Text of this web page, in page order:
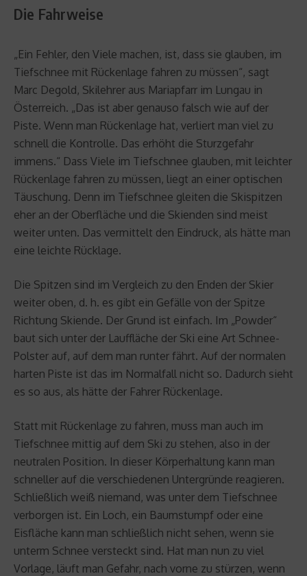
Die Fahrweise
„Ein Fehler, den Viele machen, ist, dass sie glauben, im
Tiefschnee mit Rückenlage fahren zu müssen“, sagt
Marc Degold, Skilehrer aus Mariapfarr im Lungau in
Österreich. „Das ist aber genauso falsch wie auf der
Piste. Wenn man Rückenlage hat, verliert man viel zu
schnell die Kontrolle. Das erhöht die Sturzgefahr
immens.“ Dass Viele im Tiefschnee glauben, mit leichter
Rückenlage fahren zu müssen, liegt an einer optischen
Täuschung. Denn im Tiefschnee gleiten die Skispitzen
eher an der Oberfläche und die Skienden sind meist
weiter unten. Das vermittelt den Eindruck, als hätte man
eine leichte Rücklage.
Die Spitzen sind im Vergleich zu den Enden der Skier
weiter oben, d. h. es gibt ein Gefälle von der Spitze
Richtung Skiende. Der Grund ist einfach. Im „Powder“
baut sich unter der Lauffläche der Ski eine Art Schnee-
Polster auf, auf dem man runter fährt. Auf der normalen
harten Piste ist das im Normalfall nicht so. Dadurch sieht
es so aus, als hätte der Fahrer Rückenlage.
Statt mit Rückenlage zu fahren, muss man auch im
Tiefschnee mittig auf dem Ski zu stehen, also in der
neutralen Position. In dieser Körperhaltung kann man
schneller auf die verschiedenen Untergründe reagieren.
Schließlich weiß niemand, was unter dem Tiefschnee
verborgen ist. Ein Loch, ein Baumstumpf oder eine
Eisfläche kann man schließlich nicht sehen, wenn sie
unterm Schnee versteckt sind. Hat man nun zu viel
Vorlage, läuft man Gefahr, nach vorne zu stürzen, wenn